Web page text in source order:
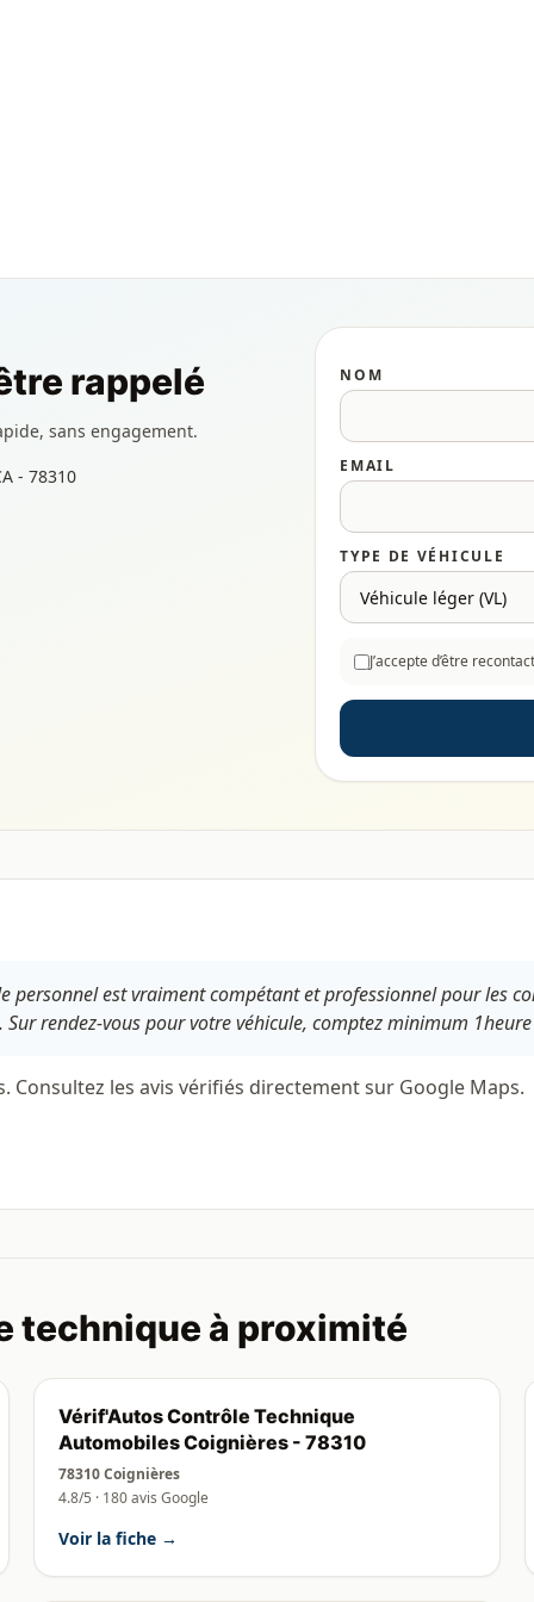
rappelé
sans engagement.
- 78310
NOM
EMAIL
TYPE DE VÉHICULE
J’accepte d’être
est vraiment compétant et professionnel pour les
Sur rendez-vous pour votre véhicule, comptez minimum
Consultez les avis vérifiés directement sur Google Maps.
technique à proximité
Vérif'Autos Contrôle Technique
Automobiles Coignières - 78310
78310 Coignières
4.8/5 · 180 avis Google
Voir la fiche →